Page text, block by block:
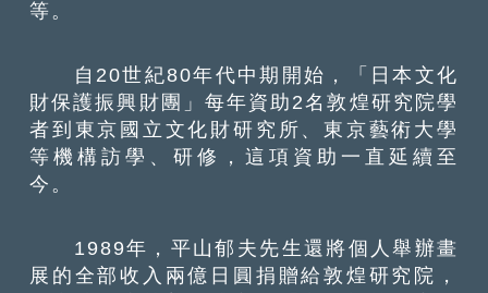
等。
自20世紀80年代中期開始，「日本文化
財保護振興財團」每年資助2名敦煌研究院學
者到東京國立文化財研究所、東京藝術大學
等機構訪學、研修，這項資助一直延續至
今。
1989年，平山郁夫先生還將個人舉辦畫
展的全部收入兩億日圓捐贈給敦煌研究院，